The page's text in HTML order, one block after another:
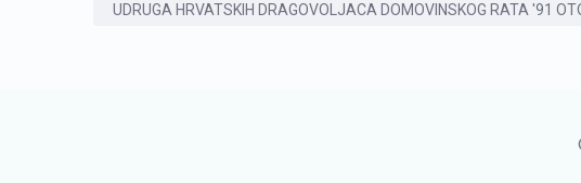
UDRUGA HRVATSKIH DRAGOVOLJACA DOMOVINSKOG RATA '91